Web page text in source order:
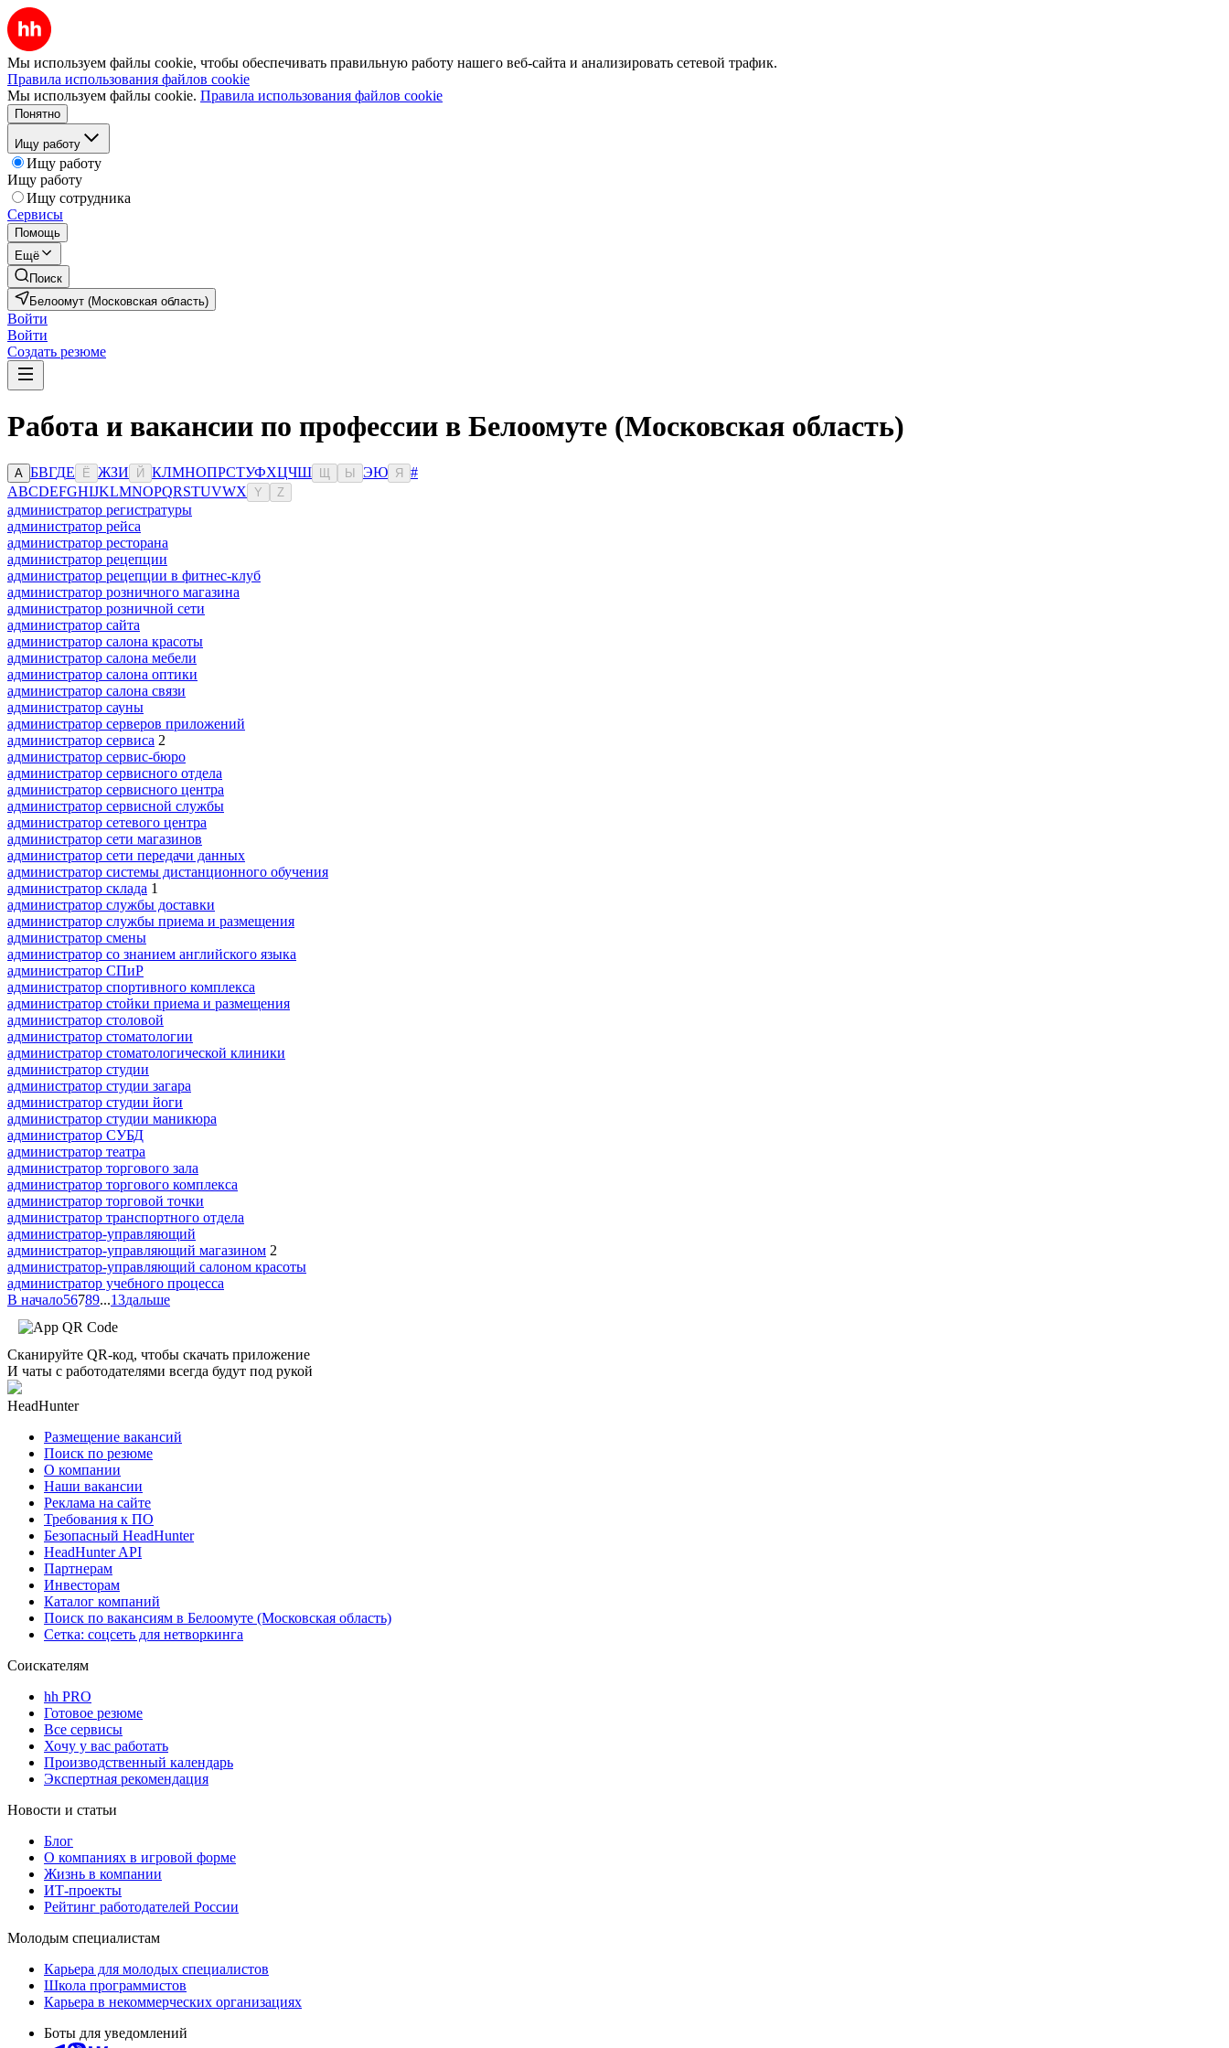
Мы используем файлы cookie, чтобы обеспечивать правильную работу нашего веб-сайта и анализировать сетевой трафик.
Правила использования файлов cookie
Мы используем файлы cookie. Правила использования файлов cookie
Понятно
Ищу работу
Ищу работу
Ищу работу
Ищу сотрудника
Сервисы
Помощь
Ещё
Поиск
Белоомут (Московская область)
Войти
Войти
Создать резюме
Работа и вакансии по профессии в Белоомуте (Московская область)
А БВГДЕ Ё ЖЗИ Й КЛМНОПРСТУФХЦЧШ Ы ЭЮ Я
#
ABCDEFGHIJKLMNOPQRSTUVWX Y Z
администратор регистратуры
администратор рейса
администратор ресторана
администратор рецепции
администратор рецепции в фитнес-клуб
администратор розничного магазина
администратор розничной сети
администратор сайта
администратор салона красоты
администратор салона мебели
администратор салона оптики
администратор салона связи
администратор сауны
администратор серверов приложений
администратор сервиса 2
администратор сервис-бюро
администратор сервисного отдела
администратор сервисного центра
администратор сервисной службы
администратор сетевого центра
администратор сети магазинов
администратор сети передачи данных
администратор системы дистанционного обучения
администратор склада 1
администратор службы доставки
администратор службы приема и размещения
администратор смены
администратор со знанием английского языка
администратор СПиР
администратор спортивного комплекса
администратор стойки приема и размещения
администратор столовой
администратор стоматологии
администратор стоматологической клиники
администратор студии
администратор студии загара
администратор студии йоги
администратор студии маникюра
администратор СУБД
администратор театра
администратор торгового зала
администратор торгового комплекса
администратор торговой точки
администратор транспортного отдела
администратор-управляющий
администратор-управляющий магазином 2
администратор-управляющий салоном красоты
администратор учебного процесса
В начало56789...13дальше
Сканируйте QR-код, чтобы скачать приложение
И чаты с работодателями всегда будут под рукой
HeadHunter
Размещение вакансий
Поиск по резюме
О компании
Наши вакансии
Реклама на сайте
Требования к ПО
Безопасный HeadHunter
HeadHunter API
Партнерам
Инвесторам
Каталог компаний
Поиск по вакансиям в Белоомуте (Московская область)
Сетка: соцсеть для нетворкинга
Соискателям
hh PRO
Готовое резюме
Все сервисы
Хочу у вас работать
Производственный календарь
Экспертная рекомендация
Новости и статьи
Блог
О компаниях в игровой форме
Жизнь в компании
ИТ-проекты
Рейтинг работодателей России
Молодым специалистам
Карьера для молодых специалистов
Школа программистов
Карьера в некоммерческих организациях
Боты для уведомлений